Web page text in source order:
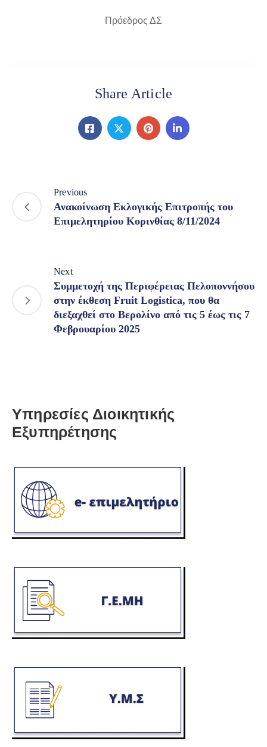
Πρόεδρος ΔΣ
Share Article
Previous
Ανακοίνωση Εκλογικής Επιτροπής του
Επιμελητηρίου Κορινθίας 8/11/2024
Next
Συμμετοχή της Περιφέρειας Πελοποννήσου
στην έκθεση Fruit Logistica, που θα
διεξαχθεί στο Βερολίνο από τις 5 έως τις 7
Φεβρουαρίου 2025
Υπηρεσίες Διοικητικής
Εξυπηρέτησης